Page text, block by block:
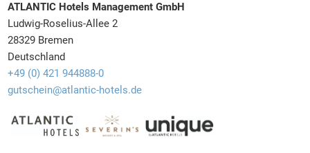
ATLANTIC Hotels Management GmbH
Ludwig-Roselius-Allee 2
28329 Bremen
Deutschland
+49 (0) 421 944888-0
gutschein@atlantic-hotels.de